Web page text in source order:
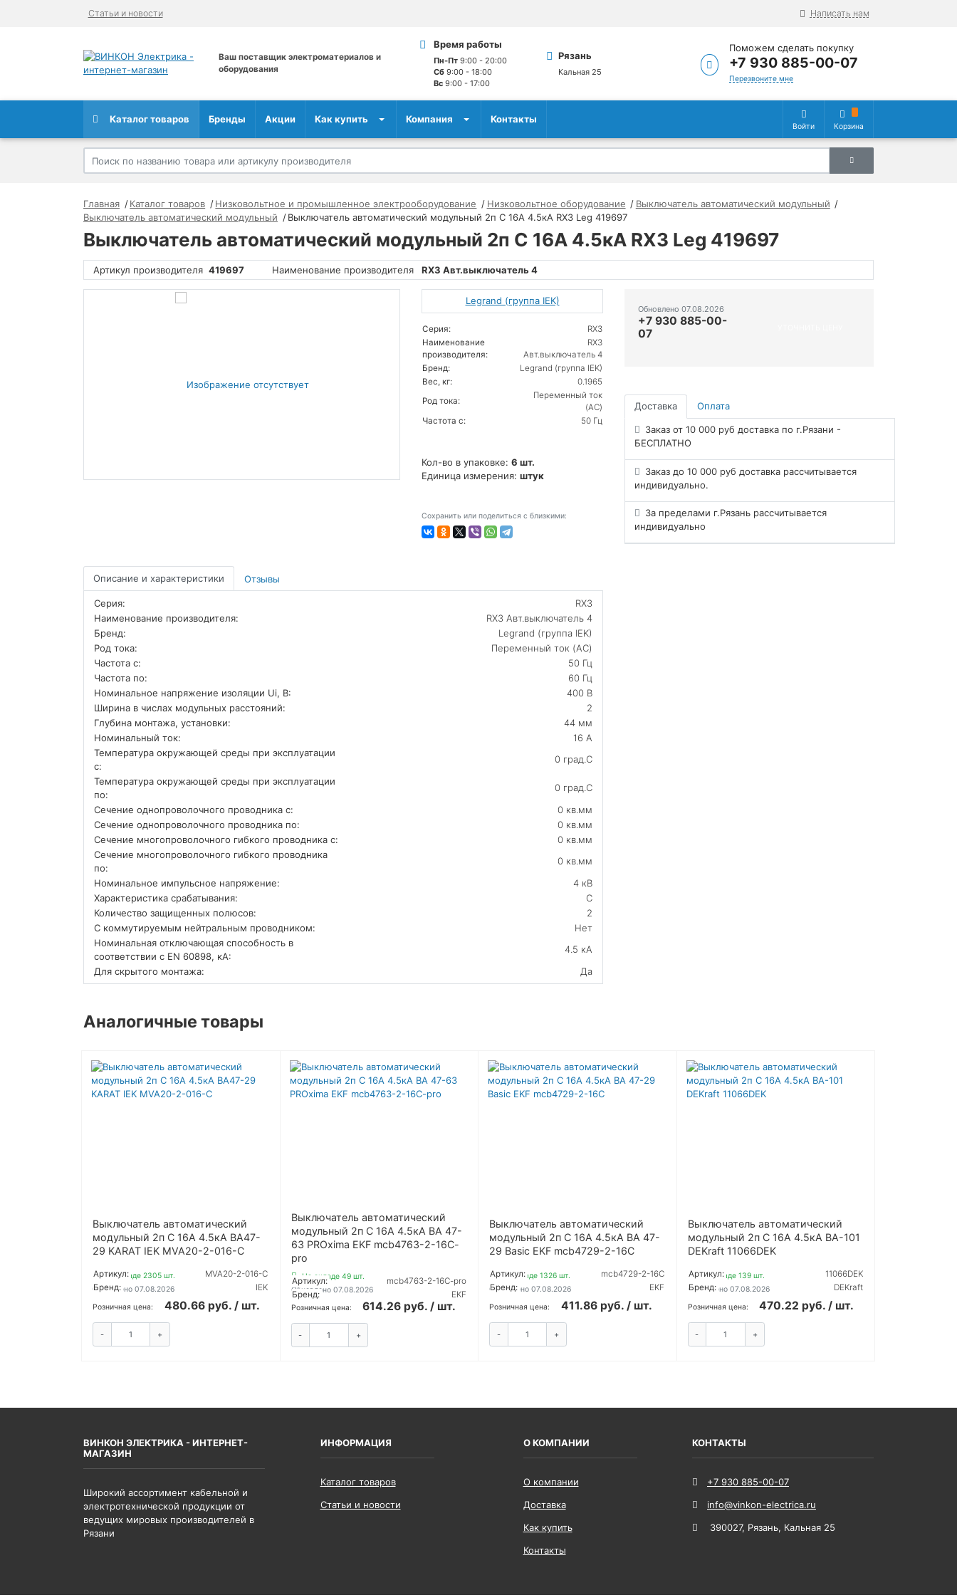
Статьи и новости Написать нам
Ваш поставщик электроматериалов и
оборудования
Время работы
Пн-Пт9:00 - 20:00
Сб9:00 - 18:00
Вс9:00 - 17:00
Рязань
Кальная 25
Поможем сделать покупку
+7 930 885-00-07
Перезвоните мне
Каталог товаров Бренды Акции Как купить Компания Контакты
Войти Корзина
Главная Каталог товаров Низковольтное и промышленное электрооборудование Низковольтное оборудование
Выключатель автоматический модульный
Выключатель автоматический модульный
Выключатель автоматический модульный 2п C 16А 4.5кА RX3 Leg 419697
Выключатель автоматический модульный 2п C 16А 4.5кА RX3 Leg 419697
Артикул производителя 419697 Наименование производителя RX3 Авт.выключатель 4
Legrand (группа IEK)
Серия:
RX3
Наименование
производителя:
RX3
Авт.выключатель 4
Бренд:
Legrand (группа IEK)
Вес, кг:
0.1965
Род тока:
Переменный ток
(AC)
Частота с:
50 Гц
Кол-во в упаковке: 6 шт.
Единица измерения: штук
Сохранить или поделиться с близкими:
Обновлено 07.08.2026
+7 930 885-00-
07
Доставка Оплата
Заказ от 10 000 руб доставка по г.Рязани -
БЕСПЛАТНО
Заказ до 10 000 руб доставка рассчитывается
индивидуально.
За пределами г.Рязань рассчитывается
индивидуально
Описание и характеристики Отзывы
Серия:
RX3
Наименование производителя:
RX3 Авт.выключатель 4
Бренд:
Legrand (группа IEK)
Род тока:
Переменный ток (AC)
Частота с:
50 Гц
Частота по:
60 Гц
Номинальное напряжение изоляции Ui, В:
400 В
Ширина в числах модульных расстояний:
2
Глубина монтажа, установки:
44 мм
Номинальный ток:
16 А
Температура окружающей среды при эксплуатации
с:
0 град.C
Температура окружающей cреды при эксплуатации
по:
0 град.C
Сечение однопроволочного проводника с:
0 кв.мм
Сечение однопроволочного проводника по:
0 кв.мм
Сечение многопроволочного гибкого проводника с:
0 кв.мм
Сечение многопроволочного гибкого проводника
по:
0 кв.мм
Номинальное импульсное напряжение:
4 кВ
Характеристика срабатывания:
C
Количество защищенных полюсов:
2
С коммутируемым нейтральным проводником:
Нет
Номинальная отключающая способность в
соответствии с EN 60898, кА:
4.5 кА
Для скрытого монтажа:
Да
Аналогичные товары
Выключатель автоматический
модульный 2п C 16А 4.5кА ВА47-
29 KARAT IEK MVA20-2-016-C
Артикул:
MVA20-2-016-C
Бренд:
IEK
На складе 2305 шт.
Обновлено 07.08.2026
Розничная цена:
480.66 руб. / шт.
- +
Выключатель автоматический
модульный 2п C 16А 4.5кА ВА 47-
63 PROxima EKF mcb4763-2-16C-
pro
Артикул:
mcb4763-2-16C-pro
Бренд:
EKF
На складе 49 шт.
Обновлено 07.08.2026
Розничная цена:
614.26 руб. / шт.
- +
Выключатель автоматический
модульный 2п C 16А 4.5кА ВА 47-
29 Basic EKF mcb4729-2-16C
Артикул:
mcb4729-2-16C
Бренд:
EKF
На складе 1326 шт.
Обновлено 07.08.2026
Розничная цена:
411.86 руб. / шт.
- +
Выключатель автоматический
модульный 2п C 16А 4.5кА ВА-101
DEKraft 11066DEK
Артикул:
11066DEK
Бренд:
DEKraft
На складе 139 шт.
Обновлено 07.08.2026
Розничная цена:
470.22 руб. / шт.
- +
ВИНКОН ЭЛЕКТРИКА - ИНТЕРНЕТ-
МАГАЗИН
Широкий ассортимент кабельной и
электротехнической продукции от
ведущих мировых производителей в
Рязани
ИНФОРМАЦИЯ
Каталог товаров
Статьи и новости
О КОМПАНИИ
О компании
Доставка
Как купить
Контакты
КОНТАКТЫ
+7 930 885-00-07
info@vinkon-electrica.ru
390027, Рязань, Кальная 25